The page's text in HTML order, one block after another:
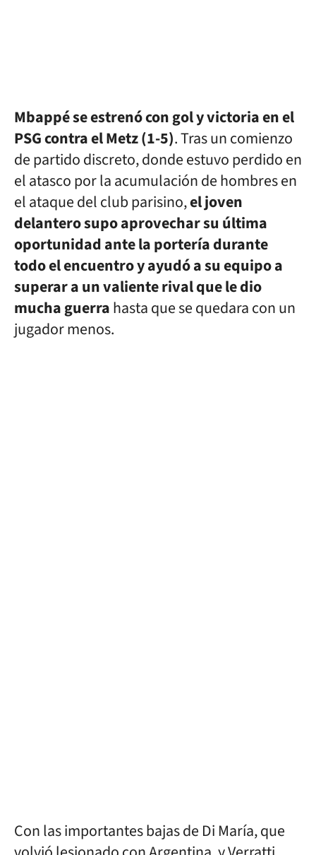
Mbappé se estrenó con gol y victoria en el
PSG contra el Metz (1-5). Tras un comienzo
de partido discreto, donde estuvo perdido en
el atasco por la acumulación de hombres en
el ataque del club parisino,el joven
delantero supo aprovechar su última
oportunidad ante la portería durante
todo el encuentro y ayudó a su equipo a
superar a un valiente rival que le dio
mucha guerrahasta que se quedara con un
jugador menos.
Con las importantes bajas de Di María, que